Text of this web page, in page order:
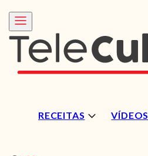
RECEITAS VÍDEOS